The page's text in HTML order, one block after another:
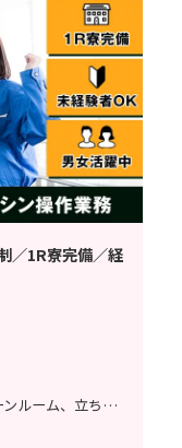
／1R寮完備／経
検査、マシンオペレーター、クリーンルーム、立ち作業